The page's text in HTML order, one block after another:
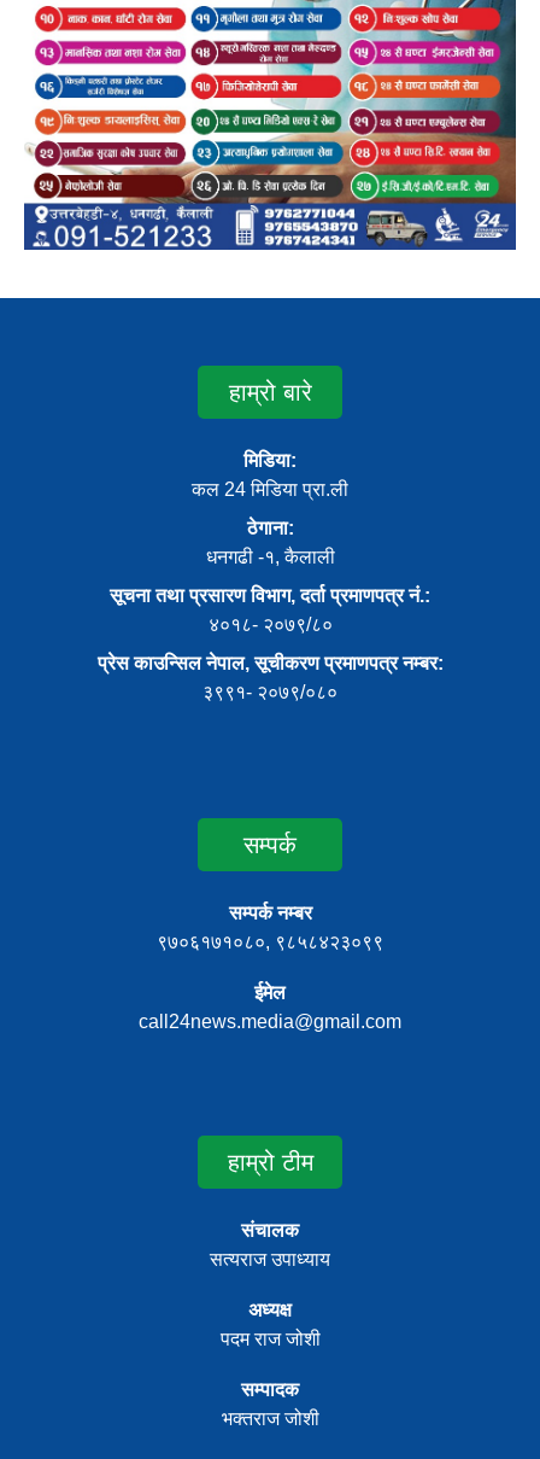
हाम्रो बारे
मिडिया:
कल 24 मिडिया प्रा.ली
ठेगाना:
धनगढी -१, कैलाली
सूचना तथा प्रसारण विभाग, दर्ता प्रमाणपत्र नं.:
४०१८- २०७९/८०
प्रेस काउन्सिल नेपाल, सूचीकरण प्रमाणपत्र नम्बर:
३९९१- २०७९/०८०
सम्पर्क
सम्पर्क नम्बर
९७०६१७१०८०, ९८५८४२३०९९
ईमेल
call24news.media@gmail.com
हाम्रो टीम
संचालक
सत्यराज उपाध्याय
अध्यक्ष
पदम राज जोशी
सम्पादक
भक्तराज जोशी